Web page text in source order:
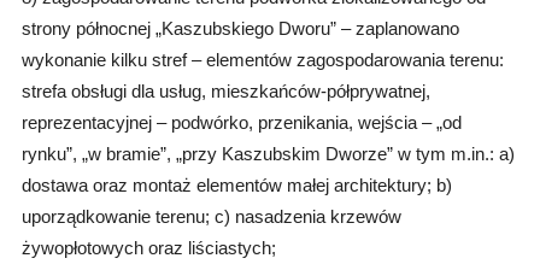
strony północnej „Kaszubskiego Dworu” – zaplanowano
wykonanie kilku stref – elementów zagospodarowania terenu:
strefa obsługi dla usług, mieszkańców-półprywatnej,
reprezentacyjnej – podwórko, przenikania, wejścia – „od
rynku”, „w bramie”, „przy Kaszubskim Dworze” w tym m.in.: a)
dostawa oraz montaż elementów małej architektury; b)
uporządkowanie terenu; c) nasadzenia krzewów
żywopłotowych oraz liściastych;